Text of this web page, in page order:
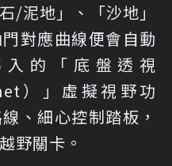
/泥地」、「沙地」
對應曲線便會自動
的「底盤透視
）」虛擬視野功
、細心控制踏板，
野關卡。